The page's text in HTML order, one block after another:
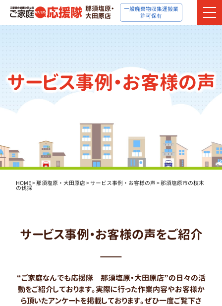
那須塩原・
大田原店
一般廃棄物収集運搬業
許可保有
サービス事例・お客様の声
HOME>那須塩原・大田原店>サービス事例・お客様の声 >那須塩原市の枝木
の伐採
サービス事例・お客様の声をご紹介
“ご家庭なんでも応援隊 那須塩原・大田原店”の日々の活
動をご紹介しております。実際に行った作業内容やお客様か
ら頂いたアンケートを掲載しております。ぜひ一度ご覧下さ